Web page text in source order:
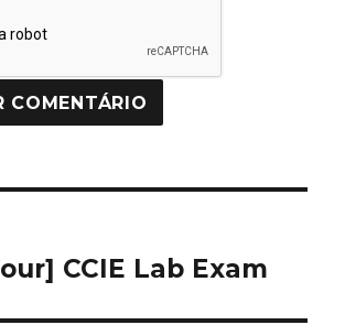
CCIE Lab Exam